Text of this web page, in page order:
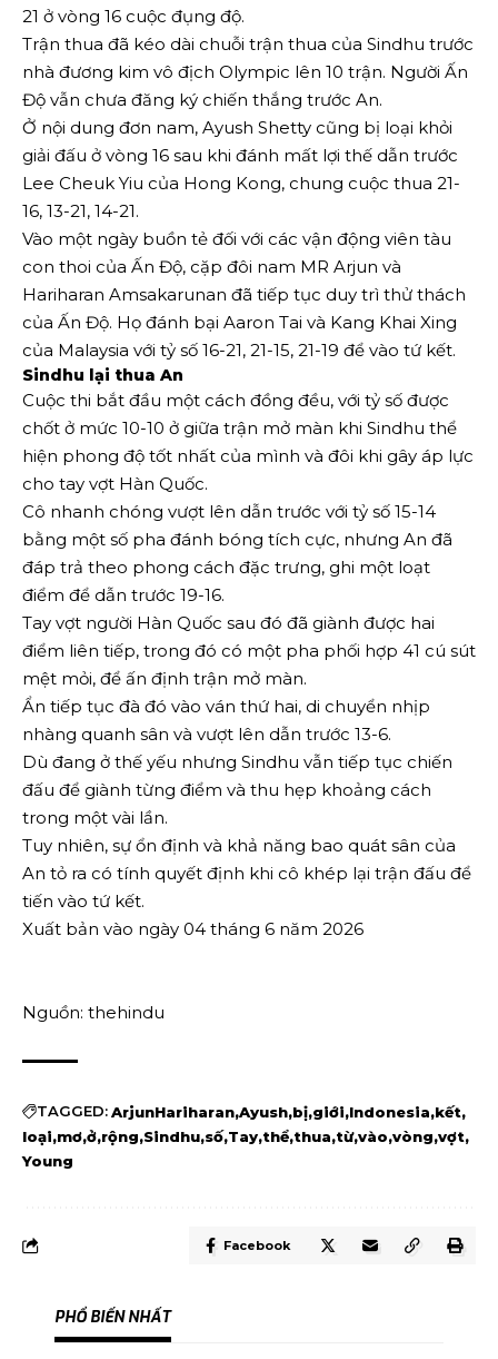
21 ở vòng 16 cuộc đụng độ.
Trận thua đã kéo dài chuỗi trận thua của Sindhu trước
nhà đương kim vô địch Olympic lên 10 trận. Người Ấn
Độ vẫn chưa đăng ký chiến thắng trước An.
Ở nội dung đơn nam, Ayush Shetty cũng bị loại khỏi
giải đấu ở vòng 16 sau khi đánh mất lợi thế dẫn trước
Lee Cheuk Yiu của Hong Kong, chung cuộc thua 21-
16, 13-21, 14-21.
Vào một ngày buồn tẻ đối với các vận động viên tàu
con thoi của Ấn Độ, cặp đôi nam MR Arjun và
Hariharan Amsakarunan đã tiếp tục duy trì thử thách
của Ấn Độ. Họ đánh bại Aaron Tai và Kang Khai Xing
của Malaysia với tỷ số 16-21, 21-15, 21-19 để vào tứ kết.
Sindhu lại thua An
Cuộc thi bắt đầu một cách đồng đều, với tỷ số được
chốt ở mức 10-10 ở giữa trận mở màn khi Sindhu thể
hiện phong độ tốt nhất của mình và đôi khi gây áp lực
cho tay vợt Hàn Quốc.
Cô nhanh chóng vượt lên dẫn trước với tỷ số 15-14
bằng một số pha đánh bóng tích cực, nhưng An đã
đáp trả theo phong cách đặc trưng, ​​ghi một loạt
điểm để dẫn trước 19-16.
Tay vợt người Hàn Quốc sau đó đã giành được hai
điểm liên tiếp, trong đó có một pha phối hợp 41 cú sút
mệt mỏi, để ấn định trận mở màn.
Ẩn tiếp tục đà đó vào ván thứ hai, di chuyển nhịp
nhàng quanh sân và vượt lên dẫn trước 13-6.
Dù đang ở thế yếu nhưng Sindhu vẫn tiếp tục chiến
đấu để giành từng điểm và thu hẹp khoảng cách
trong một vài lần.
Tuy nhiên, sự ổn định và khả năng bao quát sân của
An tỏ ra có tính quyết định khi cô khép lại trận đấu để
tiến vào tứ kết.
Xuất bản vào ngày 04 tháng 6 năm 2026
Nguồn: thehindu
TAGGED:ArjunHariharan Ayush bị giới Indonesia kết
loại mơ ở rộng Sindhu số Tay thể thua từ vào vòng vợt
Young
Facebook
PHỔ BIẾN NHẤT